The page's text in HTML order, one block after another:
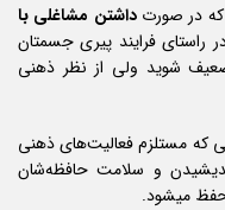
که در صورتداشتن مشاغلی با
راستای فرایند پیری جسمتان
شوید ولی از نظر ذهنی
که مستلزم فعالیت‌های ذهنی
و سلامت حافظه‌‌شان
میشود.